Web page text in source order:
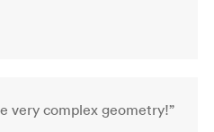
very complex geometry!”